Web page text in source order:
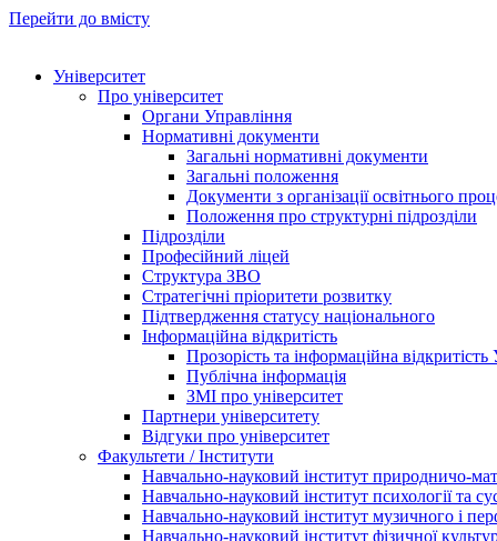
Перейти до вмісту
Університет
Про університет
Органи Управління
Нормативні документи
Загальні нормативні документи
Загальні положення
Документи з організації освітнього
Положення про структурні підрозділи
Підрозділи
Професійний ліцей
Структура ЗВО
Стратегічні пріоритети розвитку
Підтвердження статусу національного
Інформаційна відкритість
Прозорість та інформаційна відкритість
Публічна інформація
ЗМІ про університет
Партнери університету
Відгуки про університет
Факультети / Інститути
Навчально-науковий інститут природничо-
Навчально-науковий інститут психології та
Навчально-науковий інститут музичного і
Навчально-науковий інститут фізичної